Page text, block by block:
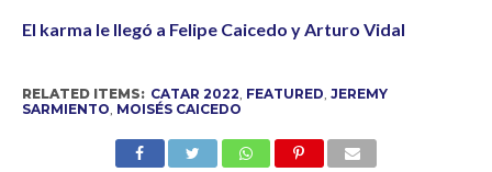
El karma le llegó a Felipe Caicedo y Arturo Vidal
RELATED ITEMS: CATAR 2022 FEATURED JEREMY
SARMIENTO MOISÉS CAICEDO